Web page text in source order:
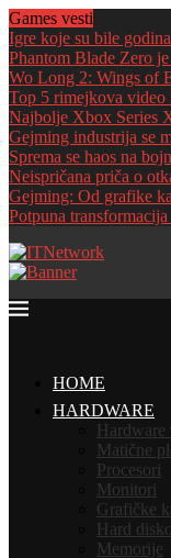
Games vesti
Igre koje su bile
Phantom Blade Zero
Wo Long 2: Wings of
Top 5 rimejkova video
Najbolje Xbox Series
Gejming industrija se
Sprema se haos na
Neispričana priča o
Gejming: Od grafike
Potpuna
HOME
HARDWARE
Hardware
Matične
Procesori
Monitori
Grafičke
Hard
Memorije